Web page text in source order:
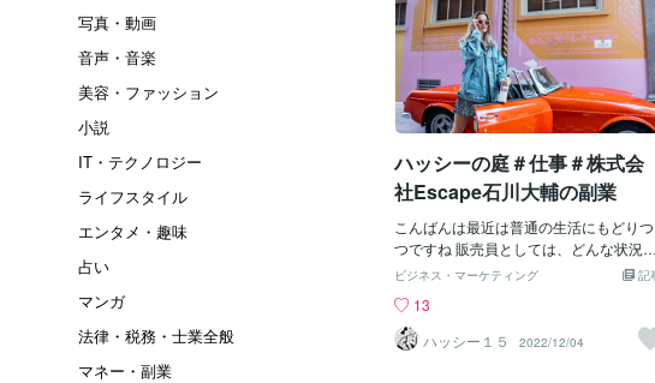
写真・動画
音声・音楽
美容・ファッション
小説
IT・テクノロジー
ライフスタイル
エンタメ・趣味
占い
マンガ
法律・税務・士業全般
マネー・副業
ハッシーの庭＃仕事＃株式会
社Escape石川大輔の副業
こんばんは最近は普通の生活にもどりつ
つですね 販売員としては、どんな状況で
もお店にいなければならない訳ですが..
間を使って 副業してみようかなと 副業の
種類も様々なのですが 株式会社Escape
石川大輔副業をやってみます毎日続けれ
記
ビジネス・マーケティング
13
ハッシー１５
2022/12/04